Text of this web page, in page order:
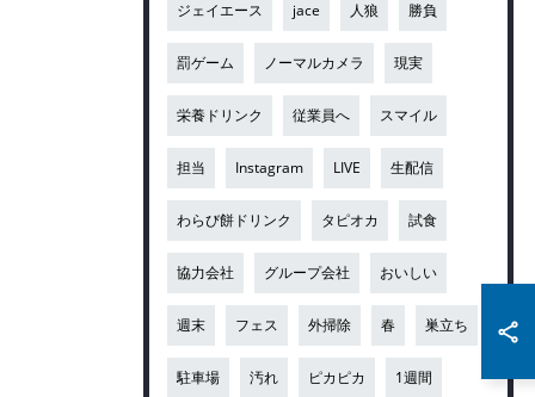
ジェイエース jace 人狼 勝負
罰ゲーム ノーマルカメラ 現実
栄養ドリンク 従業員へ スマイル
担当 Instagram LIVE 生配信
わらび餅ドリンク タピオカ 試食
協力会社 グループ会社 おいしい
週末 フェス 外掃除 春 巣立ち
駐車場 汚れ ピカピカ 1週間